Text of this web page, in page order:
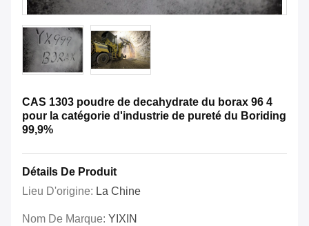
CAS 1303 poudre de decahydrate du borax 96 4
pour la catégorie d'industrie de pureté du Boriding
99,9%
Détails De Produit
Lieu D'origine: La Chine
Nom De Marque: YIXIN